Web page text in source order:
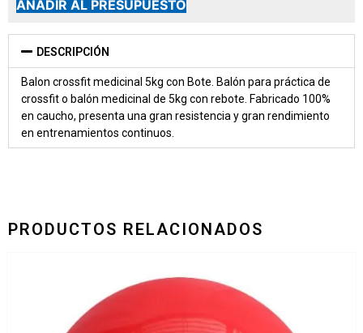
AÑADIR AL PRESUPUESTO
DESCRIPCIÓN
Balon crossfit medicinal 5kg con Bote. Balón para práctica de
crossfit o balón medicinal de 5kg con rebote. Fabricado 100%
en caucho, presenta una gran resistencia y gran rendimiento
en entrenamientos continuos.
PRODUCTOS RELACIONADOS